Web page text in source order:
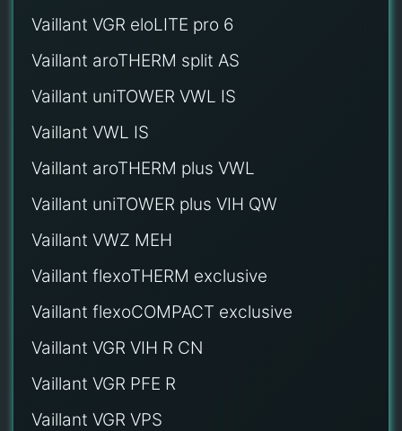
Vaillant VGR eloLITE pro 6
Vaillant aroTHERM split AS
Vaillant uniTOWER VWL IS
Vaillant VWL IS
Vaillant aroTHERM plus VWL
Vaillant uniTOWER plus VIH QW
Vaillant VWZ MEH
Vaillant flexoTHERM exclusive
Vaillant flexoCOMPACT exclusive
Vaillant VGR VIH R CN
Vaillant VGR PFE R
Vaillant VGR VPS